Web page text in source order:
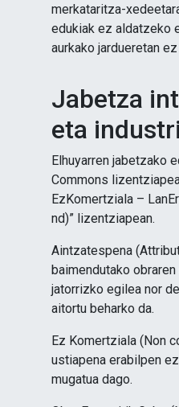
merkataritza-
edukiak ez aldatzeko
aurkako jardueretan
Jabetza
eta
Elhuyarren jabetzako
Commons
EzKomertziala –
nd)” lizentziapean.
Aintzatespena
baimendutako
jatorrizko egilea nor
aitortu beharko da.
Ez Komertziala (Non
ustiapena erabilpen
mugatua dago.